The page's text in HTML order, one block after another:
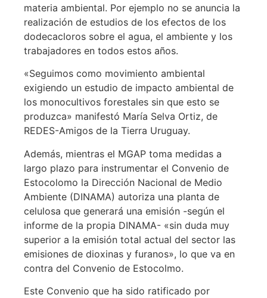
materia ambiental. Por ejemplo no se anuncia la
realización de estudios de los efectos de los
dodecacloros sobre el agua, el ambiente y los
trabajadores en todos estos años.
«Seguimos como movimiento ambiental
exigiendo un estudio de impacto ambiental de
los monocultivos forestales sin que esto se
produzca» manifestó María Selva Ortiz, de
REDES-Amigos de la Tierra Uruguay.
Además, mientras el MGAP toma medidas a
largo plazo para instrumentar el Convenio de
Estocolomo la Dirección Nacional de Medio
Ambiente (DINAMA) autoriza una planta de
celulosa que generará una emisión -según el
informe de la propia DINAMA- «sin duda muy
superior a la emisión total actual del sector las
emisiones de dioxinas y furanos», lo que va en
contra del Convenio de Estocolmo.
Este Convenio que ha sido ratificado por